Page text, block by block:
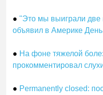
●"Это мы выиграли
объявил в Америке
● На фоне тяжелой
прокомментировал
● Permanently closed: